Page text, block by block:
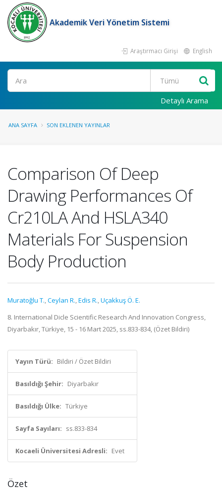
Akademik Veri Yönetim Sistemi
Araştırmacı Girişi English
Ara
Detaylı Arama
ANA SAYFA SON EKLENEN YAYINLAR
Comparison Of Deep
Drawing Performances Of
Cr210LA And HSLA340
Materials For Suspension
Body Production
Muratoğlu T.,Ceylan R.,Edis R.,Uçakkuş Ö. E.
8. International Dicle Scientific Research And Innovation Congress,
Diyarbakır, Türkiye, 15 - 16 Mart 2025, ss.833-834, (Özet Bildiri)
Yayın Türü: Bildiri / Özet Bildiri
Basıldığı Şehir: Diyarbakır
Basıldığı Ülke: Türkiye
Sayfa Sayıları: ss.833-834
Kocaeli Üniversitesi Adresli: Evet
Özet